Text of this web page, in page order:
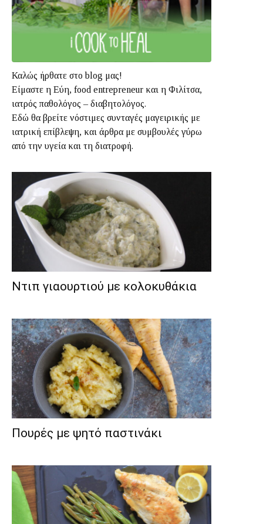
Καλώς ήρθατε στο blog μας!
Είμαστε η Εύη, food entrepreneur και η Φιλίτσα,
ιατρός παθολόγος – διαβητολόγος.
Εδώ θα βρείτε νόστιμες συνταγές μαγειρικής με
ιατρική επίβλεψη, και άρθρα με συμβουλές γύρω
από την υγεία και τη διατροφή.
Ντιπ γιαουρτιού με κολοκυθάκια
Πουρές με ψητό παστινάκι